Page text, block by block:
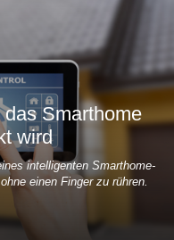
Smarthome
wird
intelligenten Smarthome-
einen Finger zu rühren.